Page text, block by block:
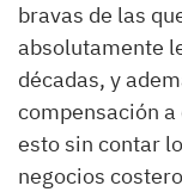
bravas de las
absolutamente
décadas, y
compensación a
esto sin contar
negocios